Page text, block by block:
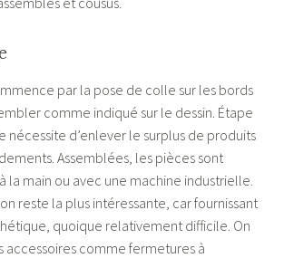
par la pose de colle sur les bords
comme indiqué sur le dessin. Étape
nécessite d’enlever le surplus de produits
Assemblées, les pièces sont
la main ou avec une machine industrielle.
reste la plus intéressante, car fournissant
quoique relativement difficile. On
accessoires comme fermetures à